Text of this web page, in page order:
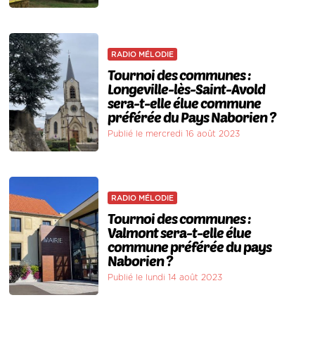
RADIO MÉLODIE
Tournoi des communes :
Longeville-lès-Saint-Avold
sera-t-elle élue commune
préférée du Pays Naborien ?
Publié le mercredi 16 août 2023
RADIO MÉLODIE
Tournoi des communes :
Valmont sera-t-elle élue
commune préférée du pays
Naborien ?
Publié le lundi 14 août 2023